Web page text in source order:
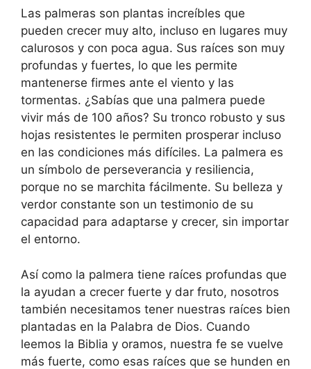
Las palmeras son plantas increíbles que
pueden crecer muy alto, incluso en lugares muy
calurosos y con poca agua. Sus raíces son muy
profundas y fuertes, lo que les permite
mantenerse firmes ante el viento y las
tormentas. ¿Sabías que una palmera puede
vivir más de 100 años? Su tronco robusto y sus
hojas resistentes le permiten prosperar incluso
en las condiciones más difíciles. La palmera es
un símbolo de perseverancia y resiliencia,
porque no se marchita fácilmente. Su belleza y
verdor constante son un testimonio de su
capacidad para adaptarse y crecer, sin importar
el entorno.
Así como la palmera tiene raíces profundas que
la ayudan a crecer fuerte y dar fruto, nosotros
también necesitamos tener nuestras raíces bien
plantadas en la Palabra de Dios. Cuando
leemos la Biblia y oramos, nuestra fe se vuelve
más fuerte, como esas raíces que se hunden en